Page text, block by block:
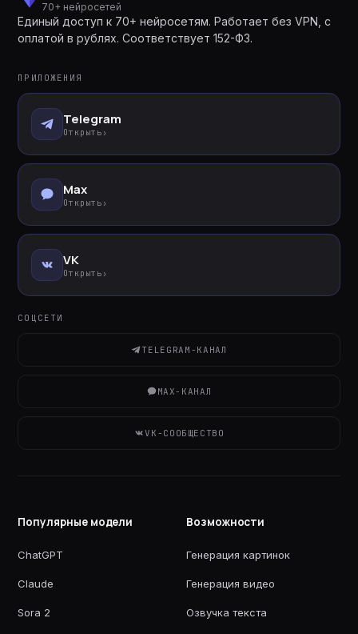
70+ нейросетей
Единый доступ к 70+ нейросетям. Работает без VPN, с
оплатой в рублях. Соответствует 152-ФЗ.
ПРИЛОЖЕНИЯ
Telegram
Открыть ›
Max
Открыть ›
VK
Открыть ›
СОЦСЕТИ
TELEGRAM-КАНАЛ
MAX-КАНАЛ
VK-СООБЩЕСТВО
Популярные модели
ChatGPT
Claude
Sora 2
Возможности
Генерация картинок
Генерация видео
Озвучка текста